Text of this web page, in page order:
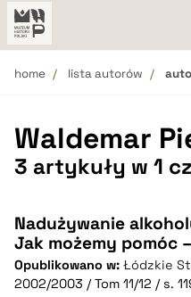
home lista autorów
Waldemar
3 artykuły w 1
Nadużywanie
Jak możemy pomóc
Opublikowano w: Łódzkie
2002/2003 / Tom 11/12 / s.